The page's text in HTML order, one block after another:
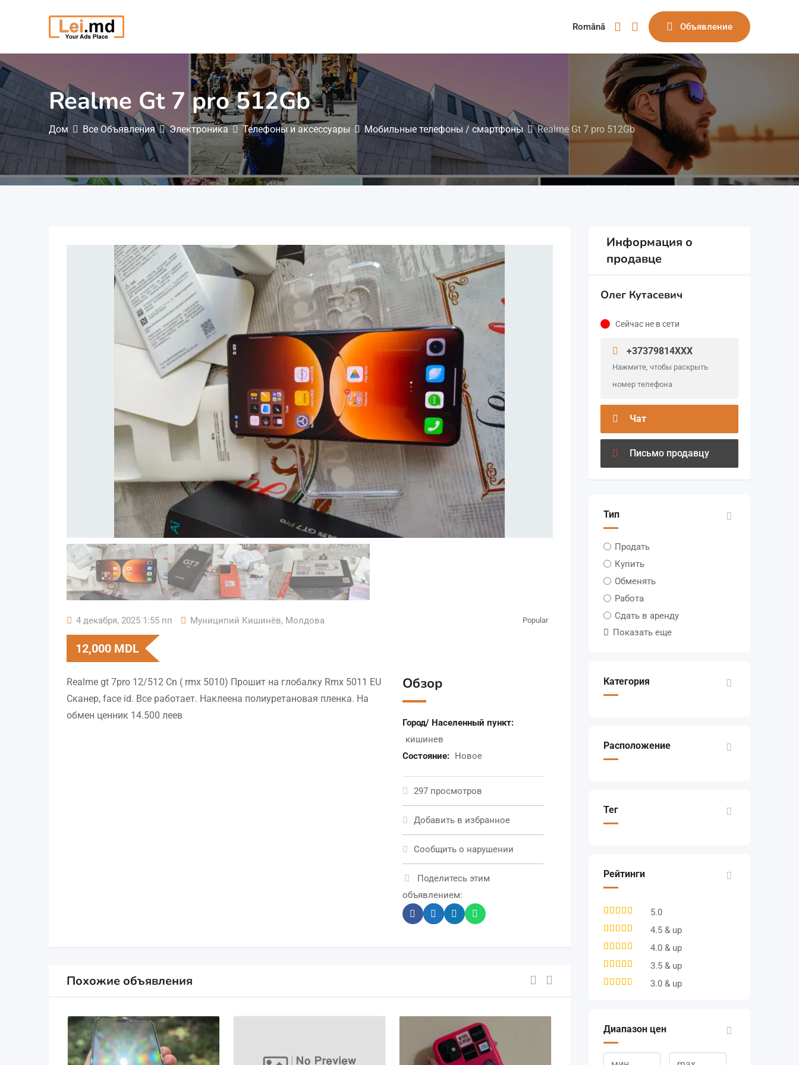
содержимому
Română Объявление
Realme Gt 7 pro 512Gb
Дом Все Объявления Электроника Телефоны и аксессуары Мобильные телефоны / смартфоны Realme Gt 7 pro 512Gb
4 декабря, 2025 1:55 пп Муниципий Кишинёв, Молдова Popular
12,000 MDL
Realme gt 7pro 12/512 Cn ( rmx 5010) Прошит на глобалку Rmx 5011 EU
Сканер, face id. Все работает. Наклеена полиуретановая пленка. На
обмен ценник 14.500 леев
Обзор
Город/ Населенный пункт:
кишинев
Состояние: Новое
297 просмотров
Добавить в избранное
Сообщить о нарушении
Поделитесь этим
объявлением:
Похожие объявления
Информация о
продавце
Олег Кутасевич
Сейчас не в сети
+37379814XXX
Нажмите, чтобы раскрыть
номер телефона
Чат
Письмо продавцу
Тип
Продать
Купить
Обменять
Работа
Сдать в аренду
Показать еще
Категория
Расположение
Тег
Рейтинги
5.0
4.5 & up
4.0 & up
3.5 & up
3.0 & up
Диапазон цен